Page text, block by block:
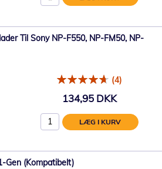
Til Sony NP-F550, NP-FM50, NP-
(4)
134,95 DKK
LÆG I KURV
Gen (Kompatibelt)